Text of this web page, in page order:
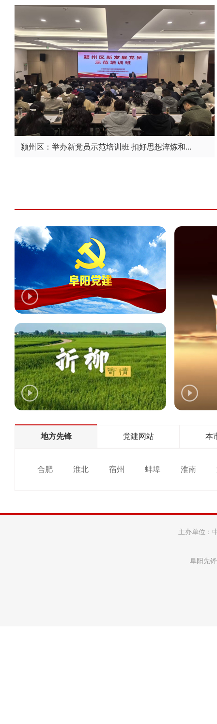
颍州区：举办新党员示范培训班 扣好思想淬炼和...
地方先锋 党建网站 本
合肥 淮北 宿州 蚌埠 淮南
主办单位：
阜阳先